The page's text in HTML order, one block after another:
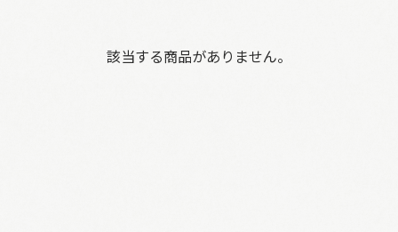
該当する商品がありません。